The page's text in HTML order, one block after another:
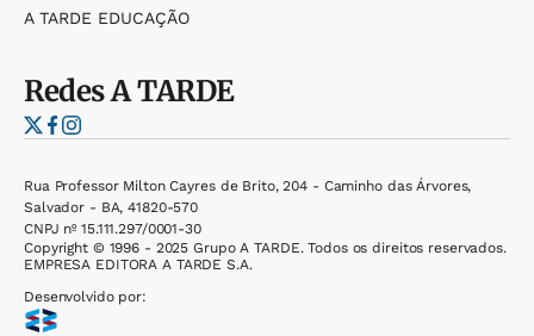
A TARDE EDUCAÇÃO
RedesA TARDE
Rua Professor Milton Cayres de Brito, 204 - Caminho das Árvores,
Salvador - BA, 41820-570
CNPJ nº 15.111.297/0001-30
Copyright © 1996 - 2025 Grupo A TARDE. Todos os direitos reservados.
EMPRESA EDITORA A TARDE S.A.
Desenvolvido por: